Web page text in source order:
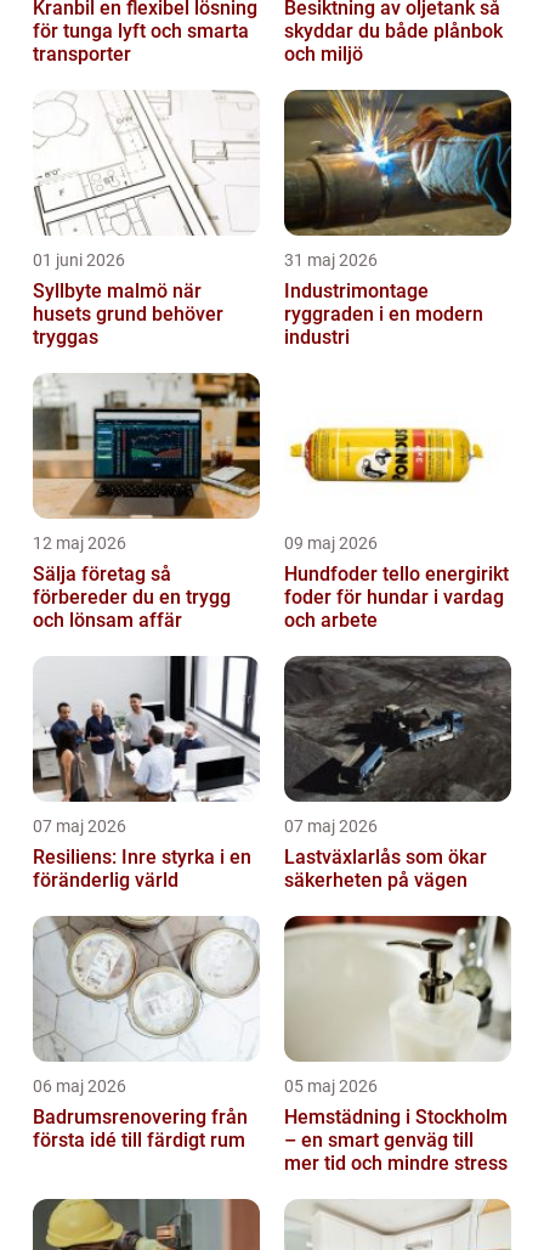
Kranbil en flexibel lösning
för tunga lyft och smarta
transporter
Besiktning av oljetank så
skyddar du både plånbok
och miljö
01 juni 2026
Syllbyte malmö när
husets grund behöver
tryggas
31 maj 2026
Industrimontage
ryggraden i en modern
industri
12 maj 2026
Sälja företag så
förbereder du en trygg
och lönsam affär
09 maj 2026
Hundfoder tello energirikt
foder för hundar i vardag
och arbete
07 maj 2026
Resiliens: Inre styrka i en
föränderlig värld
07 maj 2026
Lastväxlarlås som ökar
säkerheten på vägen
06 maj 2026
Badrumsrenovering från
första idé till färdigt rum
05 maj 2026
Hemstädning i Stockholm
– en smart genväg till
mer tid och mindre stress